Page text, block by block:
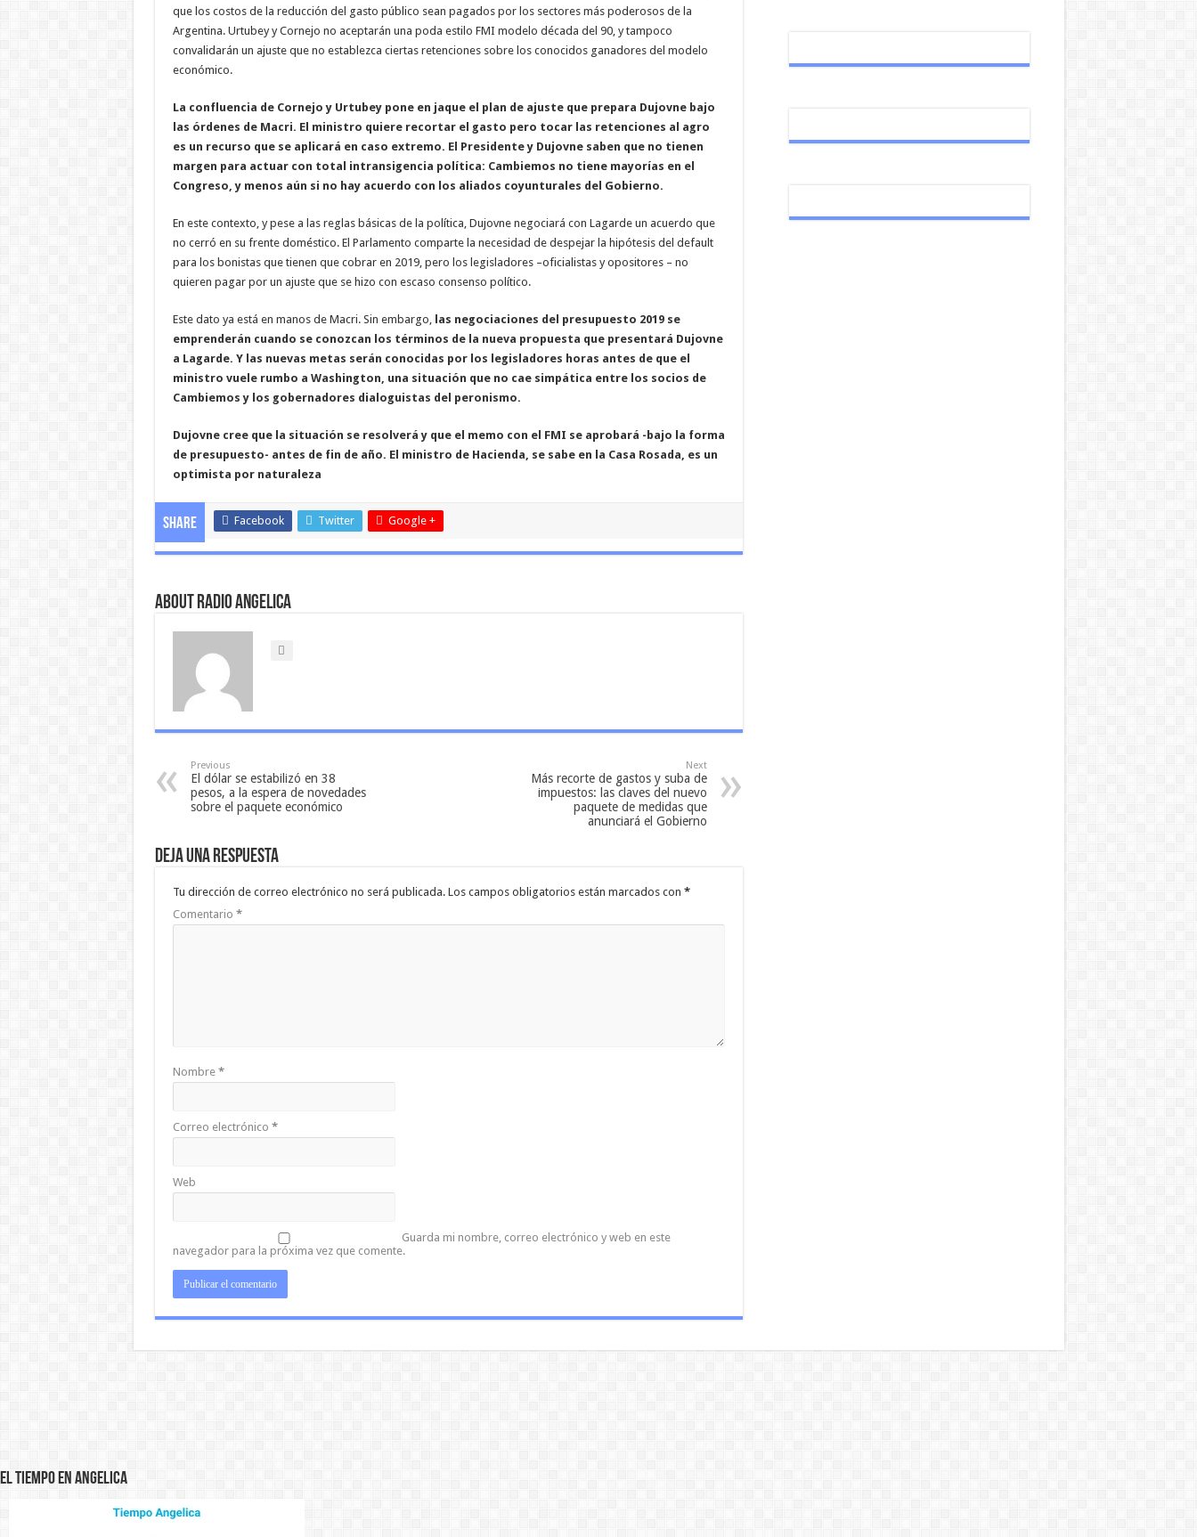
que los costos de la reducción del gasto público sean pagados por los sectores más poderosos de la
Argentina. Urtubey y Cornejo no aceptarán una poda estilo FMI modelo década del 90, y tampoco
convalidarán un ajuste que no establezca ciertas retenciones sobre los conocidos ganadores del modelo
económico.
La confluencia de Cornejo y Urtubey pone en jaque el plan de ajuste que prepara Dujovne bajo
las órdenes de Macri. El ministro quiere recortar el gasto pero tocar las retenciones al agro
es un recurso que se aplicará en caso extremo. El Presidente y Dujovne saben que no tienen
margen para actuar con total intransigencia política: Cambiemos no tiene mayorías en el
Congreso, y menos aún si no hay acuerdo con los aliados coyunturales del Gobierno.
En este contexto, y pese a las reglas básicas de la política, Dujovne negociará con Lagarde un acuerdo que
no cerró en su frente doméstico. El Parlamento comparte la necesidad de despejar la hipótesis del default
para los bonistas que tienen que cobrar en 2019, pero los legisladores –oficialistas y opositores – no
quieren pagar por un ajuste que se hizo con escaso consenso político.
Este dato ya está en manos de Macri. Sin embargo, las negociaciones del presupuesto 2019 se
emprenderán cuando se conozcan los términos de la nueva propuesta que presentará Dujovne
a Lagarde. Y las nuevas metas serán conocidas por los legisladores horas antes de que el
ministro vuele rumbo a Washington, una situación que no cae simpática entre los socios de
Cambiemos y los gobernadores dialoguistas del peronismo.
Dujovne cree que la situación se resolverá y que el memo con el FMI se aprobará -bajo la forma
de presupuesto- antes de fin de año. El ministro de Hacienda, se sabe en la Casa Rosada, es un
optimista por naturaleza
Share Facebook Twitter Google +
About Radio Angelica
Previous
El dólar se estabilizó en 38
pesos, a la espera de novedades
sobre el paquete económico
Next
Más recorte de gastos y suba de
impuestos: las claves del nuevo
paquete de medidas que
anunciará el Gobierno
Deja una respuesta
Tu dirección de correo electrónico no será publicada. Los campos obligatorios están marcados con *
Comentario *
Nombre *
Correo electrónico *
Web
Guarda mi nombre, correo electrónico y web en este
navegador para la próxima vez que comente.
El Tiempo en Angelica